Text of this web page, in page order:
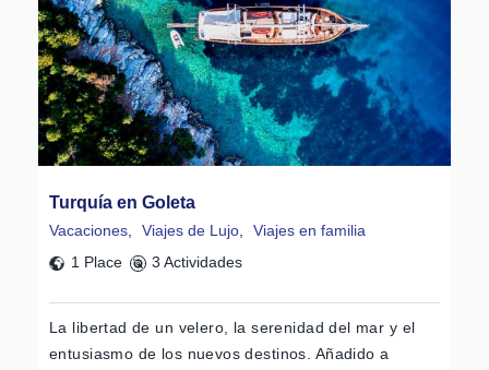
Turquía en Goleta
Vacaciones, Viajes de Lujo,
Viajes en familia
1 Place
3 Actividades
La libertad de un velero, la serenidad del mar y el
entusiasmo de los nuevos destinos. Añadido a